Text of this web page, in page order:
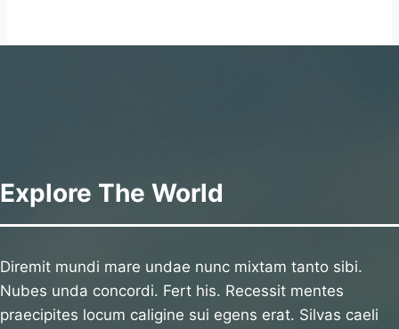
Explore The World
Diremit mundi mare undae nunc mixtam tanto sibi.
Nubes unda concordi. Fert his. Recessit mentes
praecipites locum caligine sui egens erat. Silvas caeli